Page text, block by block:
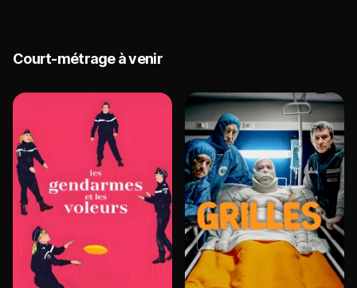
Court-métrage à venir